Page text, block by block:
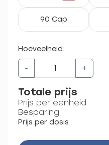
90 Cap
Hoeveelheid:
- +
Totale prijs
Prijs per eenheid
Besparing
Prijs per dosis